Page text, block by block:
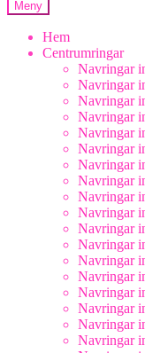
Meny
Hem
Centrumringar
Navringar
Navringar
Navringar
Navringar
Navringar
Navringar
Navringar
Navringar
Navringar
Navringar
Navringar
Navringar
Navringar
Navringar
Navringar
Navringar
Navringar
Navringar